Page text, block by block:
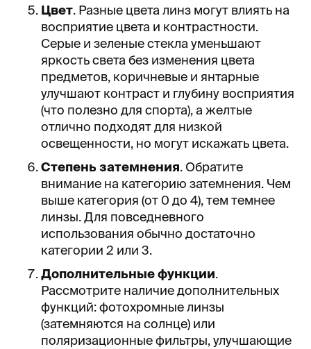
Цвет. Разные цвета линз могут влиять на
восприятие цвета и контрастности.
Серые и зеленые стекла уменьшают
яркость света без изменения цвета
предметов, коричневые и янтарные
улучшают контраст и глубину восприятия
(что полезно для спорта), а желтые
отлично подходят для низкой
освещенности, но могут искажать цвета.
Степень затемнения. Обратите
внимание на категорию затемнения. Чем
выше категория (от 0 до 4), тем темнее
линзы. Для повседневного
использования обычно достаточно
категории 2 или 3.
Дополнительные функции.
Рассмотрите наличие дополнительных
функций: фотохромные линзы
(затемняются на солнце) или
поляризационные фильтры, улучшающие